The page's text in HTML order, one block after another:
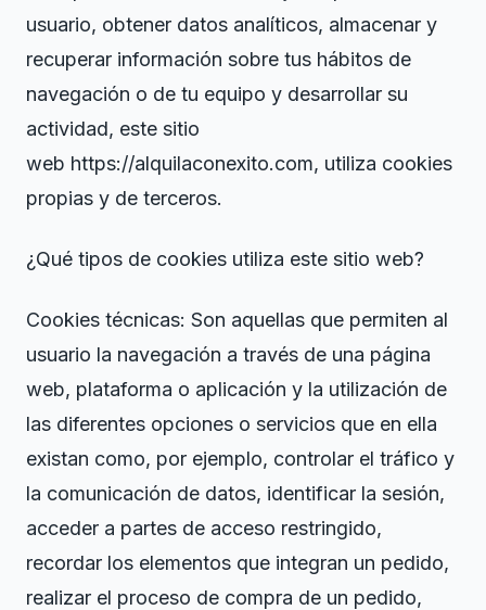
usuario, obtener datos analíticos, almacenar y
recuperar información sobre tus hábitos de
navegación o de tu equipo y desarrollar su
actividad, este sitio
web https://alquilaconexito.com, utiliza cookies
propias y de terceros.
¿Qué tipos de cookies utiliza este sitio web?
Cookies técnicas: Son aquellas que permiten al
usuario la navegación a través de una página
web, plataforma o aplicación y la utilización de
las diferentes opciones o servicios que en ella
existan como, por ejemplo, controlar el tráfico y
la comunicación de datos, identificar la sesión,
acceder a partes de acceso restringido,
recordar los elementos que integran un pedido,
realizar el proceso de compra de un pedido,